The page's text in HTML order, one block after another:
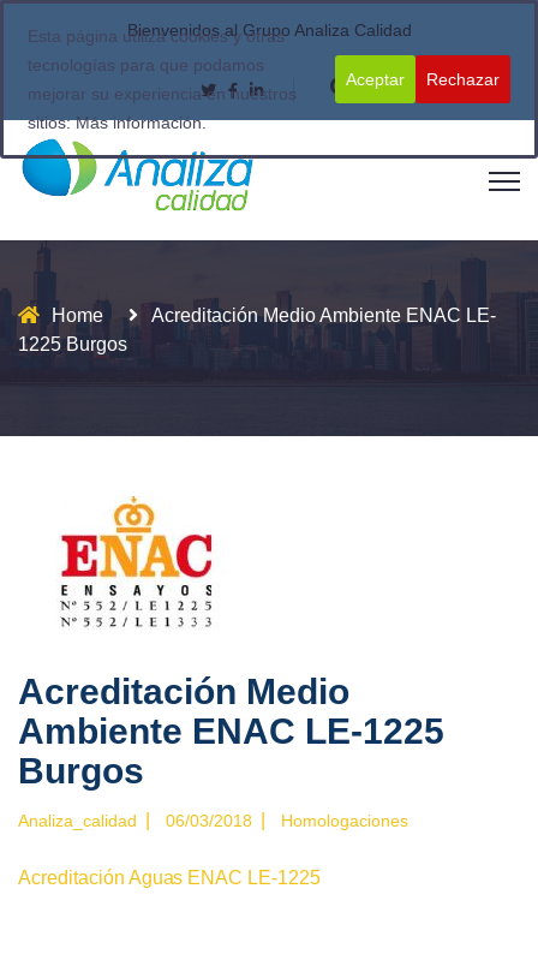
Bienvenidos al Grupo Analiza Calidad
Home
Acreditación Medio Ambiente ENAC LE-
1225 Burgos
Acreditación Medio
Ambiente ENAC LE-1225
Burgos
Analiza_calidad 06/03/2018 Homologaciones
Acreditación Aguas ENAC LE-1225
Esta página utiliza cookies y otras
tecnologías para que podamos
mejorar su experiencia en nuestros
sitios:Más información.
Aceptar Rechazar